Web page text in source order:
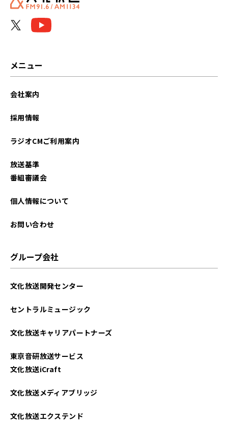
メニュー
会社案内
採用情報
ラジオCMご利用案内
放送基準
番組審議会
個人情報について
お問い合わせ
グループ会社
文化放送開発センター
セントラルミュージック
文化放送キャリアパートナーズ
東京音研放送サービス
文化放送iCraft
文化放送メディアブリッジ
文化放送エクステンド